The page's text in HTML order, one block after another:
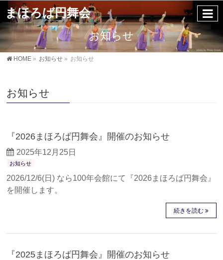
まほろば円舞会
お知らせ
HOME » お知らせ » お知らせ
お知らせ
『2026まほろば円舞会』開催のお知らせ
2025年12月25日
お知らせ
2026/12/6(日) なら100年会館にて『2026まほろば円舞会』
を開催します。
続きを読む
『2025まほろば円舞会』開催のお知らせ